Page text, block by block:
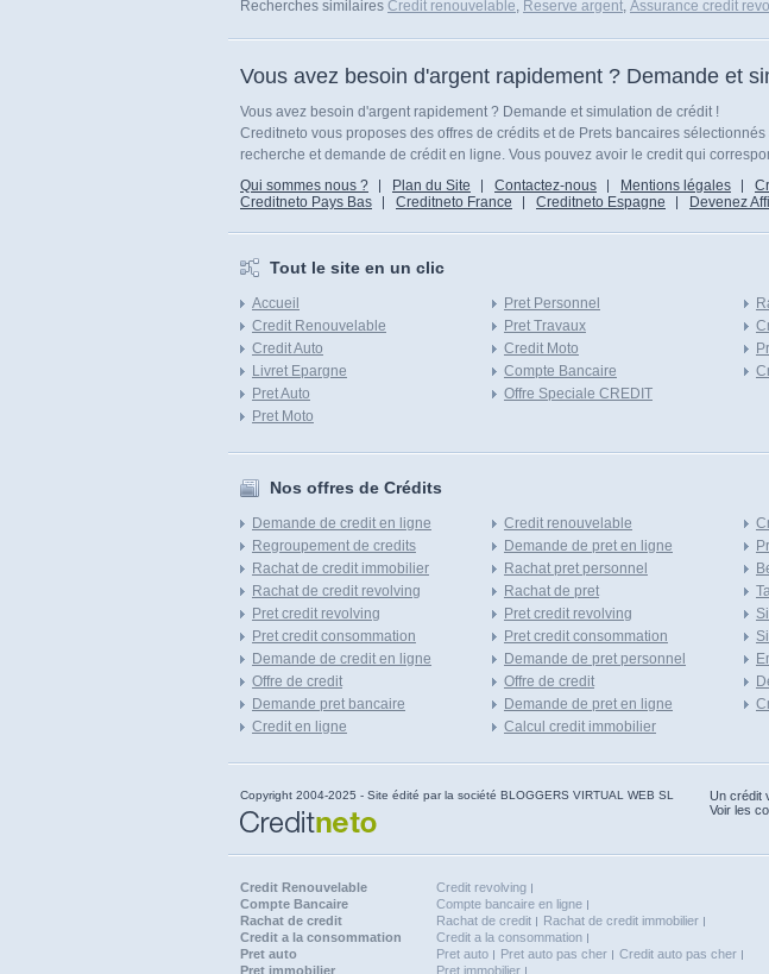
Recherches similaires Credit renouvelable, Reserve argent, Assurance credit
Vous avez besoin d'argent rapidement ? Demande et
Vous avez besoin d'argent rapidement ? Demande et simulation de crédit !
Creditneto vous proposes des offres de crédits et de Prets bancaires
recherche et demande de crédit en ligne. Vous pouvez avoir le credit qui
Qui sommes nous ?
Plan du Site Contactez-nous Mentions légales
Creditneto Pays Bas
Creditneto France Creditneto Espagne Devenez
Tout le site en un clic
Accueil
Credit Renouvelable
Credit Auto
Livret Epargne
Pret Auto
Pret Moto
Pret Personnel
Pret Travaux
Credit Moto
Compte Bancaire
Offre Speciale CREDIT
Nos offres de Crédits
Demande de credit en ligne
Regroupement de credits
Rachat de credit immobilier
Rachat de credit revolving
Pret credit revolving
Pret credit consommation
Demande de credit en ligne
Offre de credit
Demande pret bancaire
Credit en ligne
Credit renouvelable
Demande de pret en ligne
Rachat pret personnel
Rachat de pret
Pret credit revolving
Pret credit consommation
Demande de pret personnel
Offre de credit
Demande de pret en ligne
Calcul credit immobilier
Copyright 2004-2025 - Site édité par la société BLOGGERS VIRTUAL WEB SL
Un crédit
Voir les
Credit Renouvelable
Credit revolving
Compte Bancaire
Compte bancaire en ligne
Rachat de credit
Rachat de credit
Rachat de credit immobilier
Credit a la consommation
Credit a la consommation
Pret auto
Pret auto Pret auto pas cher
Credit auto pas cher
Pret immobilier
Pret immobilier